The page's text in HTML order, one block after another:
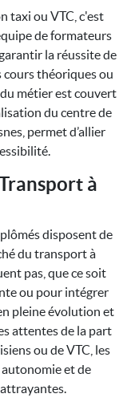
taxi ou VTC, c'est
de formateurs
la réussite de
cours théoriques ou
métier est couvert
du centre de
permet d’allier
à
disposent de
du transport à
pas, que ce soit
ou pour intégrer
pleine évolution et
attentes de la part
ou de VTC, les
et de